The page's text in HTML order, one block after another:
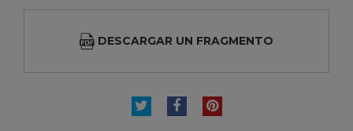
DESCARGAR UN FRAGMENTO
TUITEARCOMPARTIR
PINTEREST